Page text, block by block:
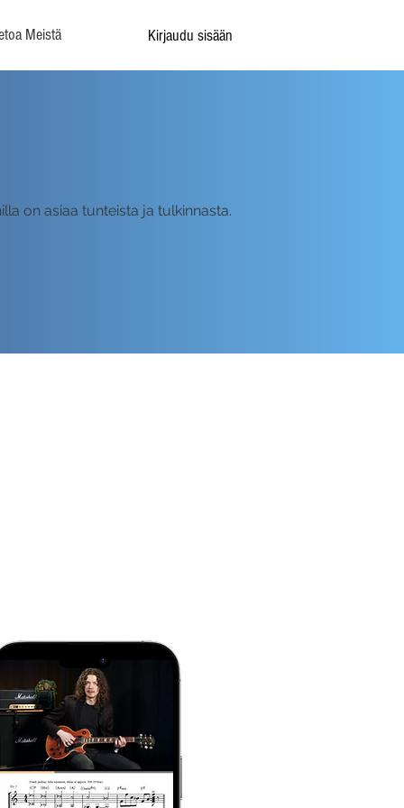
Meistä Kirjaudu sisään
on asiaa tunteista ja tulkinnasta.